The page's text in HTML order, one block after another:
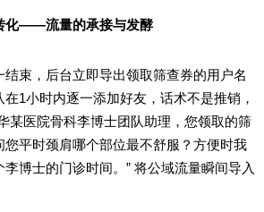
化——流量的承接与发酵
束，后台立即导出领取筛查券的用户名
1小时内逐一添加好友，话术不是推销，
某医院骨科李博士团队助理，您领取的筛
平时颈肩哪个部位最不舒服？方便时我
博士的门诊时间。” 将公域流量瞬间导入